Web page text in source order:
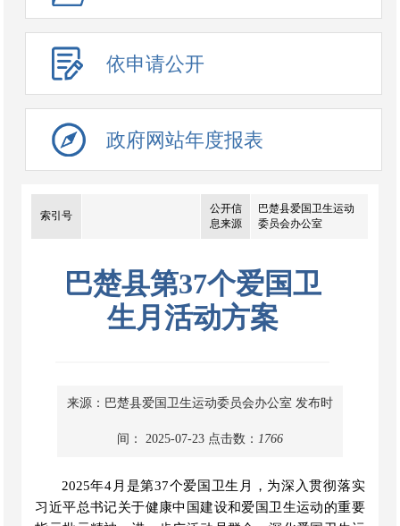
依申请公开
政府网站年度报表
索引号
公开信
息来源
巴楚县爱国卫生运动
委员会办公室
巴楚县第37个爱国卫
生月活动方案
来源：巴楚县爱国卫生运动委员会办公室 发布时
间： 2025-07-23 点击数： 1766
2025年4月是第37个爱国卫生月， 为深入贯彻落实
习近平总书记关于健康中国建设和爱国卫生运动的重要